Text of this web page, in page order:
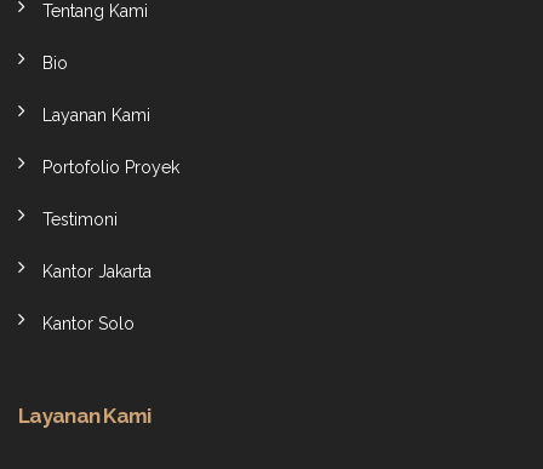
Tentang Kami
Bio
Layanan Kami
Portofolio Proyek
Testimoni
Kantor Jakarta
Kantor Solo
Layanan Kami